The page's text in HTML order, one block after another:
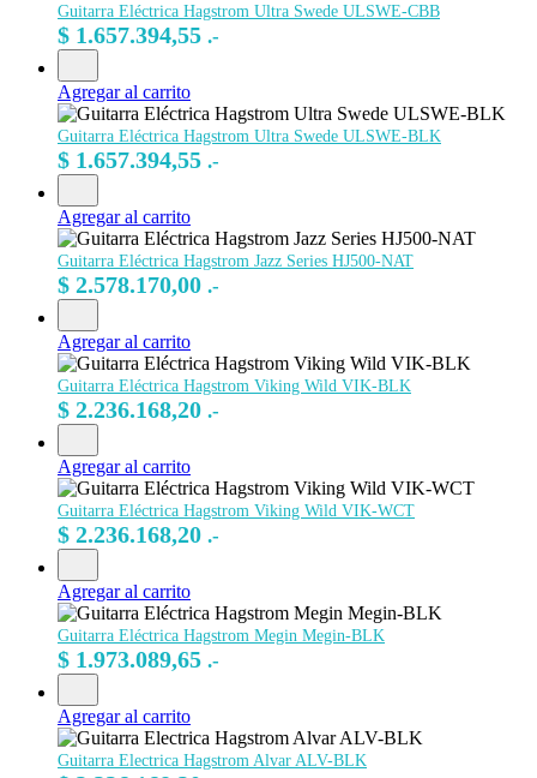
Guitarra Eléctrica Hagstrom Ultra Swede ULSWE-CBB
$ 1.657.394,55 .-
Agregar al carrito
Guitarra Eléctrica Hagstrom Ultra Swede ULSWE-BLK
$ 1.657.394,55 .-
Agregar al carrito
Guitarra Eléctrica Hagstrom Jazz Series HJ500-NAT
$ 2.578.170,00 .-
Agregar al carrito
Guitarra Eléctrica Hagstrom Viking Wild VIK-BLK
$ 2.236.168,20 .-
Agregar al carrito
Guitarra Eléctrica Hagstrom Viking Wild VIK-WCT
$ 2.236.168,20 .-
Agregar al carrito
Guitarra Eléctrica Hagstrom Megin Megin-BLK
$ 1.973.089,65 .-
Agregar al carrito
Guitarra Electrica Hagstrom Alvar ALV-BLK